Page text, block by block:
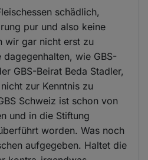
schädlich,
pur und also keine
wir gar nicht erst zu
wie GBS-
GBS-Beirat Beda Stadler,
zur Kenntnis zu
Schweiz ist schon von
und in die Stiftung
worden. Was noch
aufgegeben. Haltet die